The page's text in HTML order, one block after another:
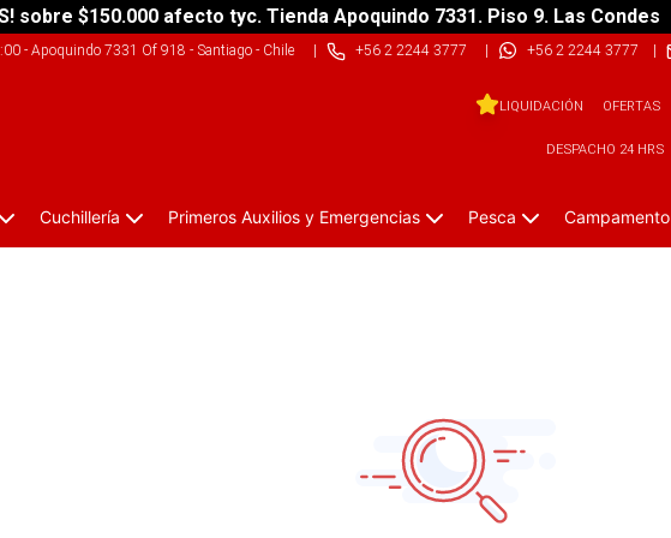
sobre $150.000 afecto tyc. Tienda Apoquindo 7331. Piso 9. Las Condes
- Apoquindo 7331 Of 918 - Santiago - Chile| +56 2 2244 3777 | +56 2 2244 3777 |
LIQUIDACIÓN OFERTAS
DESPACHO 24 HRS
Cuchillería Primeros Auxilios y Emergencias Pesca Campamento